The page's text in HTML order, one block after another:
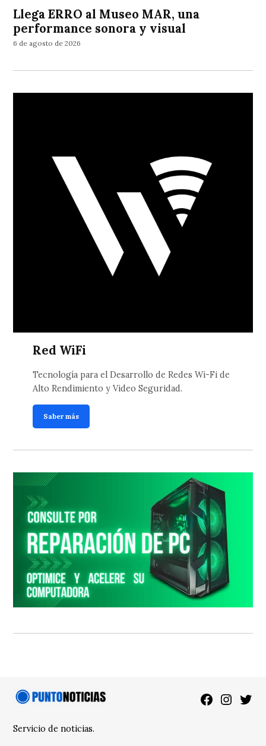
Llega ERRO al Museo MAR, una
performance sonora y visual
6 de agosto de 2026
Red WiFi
Tecnología para el Desarrollo de Redes Wi-Fi de
Alto Rendimiento y Video Seguridad.
Saber más
Facebook
Servicio de noticias.